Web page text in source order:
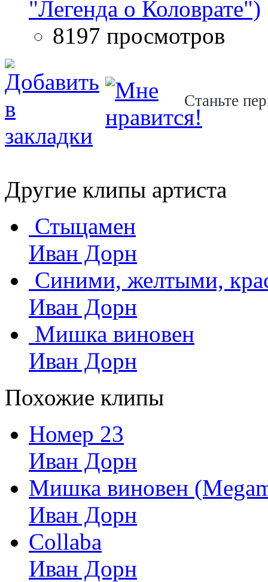
"Легенда о Коловрате")
8197 просмотров
Станьте
Другие клипы артиста
Стыцамен
Иван Дорн
Синими, желтыми,
Иван Дорн
Мишка виновен
Иван Дорн
Похожие клипы
Номер 23
Иван Дорн
Мишка виновен
Иван Дорн
Collaba
Иван Дорн